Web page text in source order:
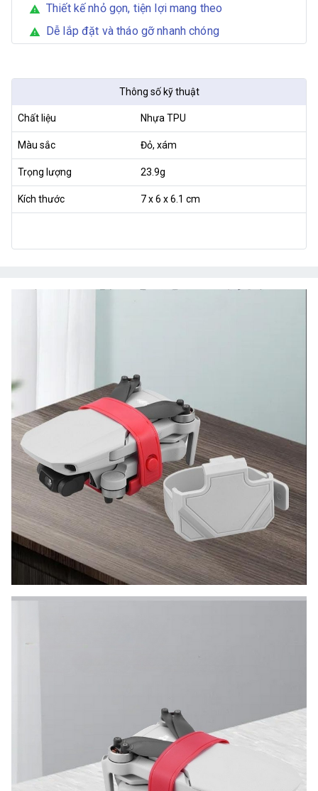
warning Thiết kế nhỏ gọn, tiện lợi mang theo
warning Dễ lắp đặt và tháo gỡ nhanh chóng
Thông số kỹ thuật
Chất liệu Nhựa TPU
Màu sắc Đỏ, xám
Trọng lượng 23.9g
Kích thước 7 x 6 x 6.1 cm